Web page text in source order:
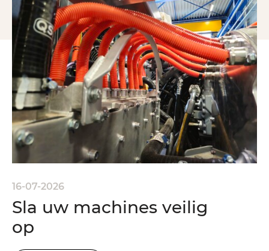
16-07-2026
Sla uw machines veilig
op